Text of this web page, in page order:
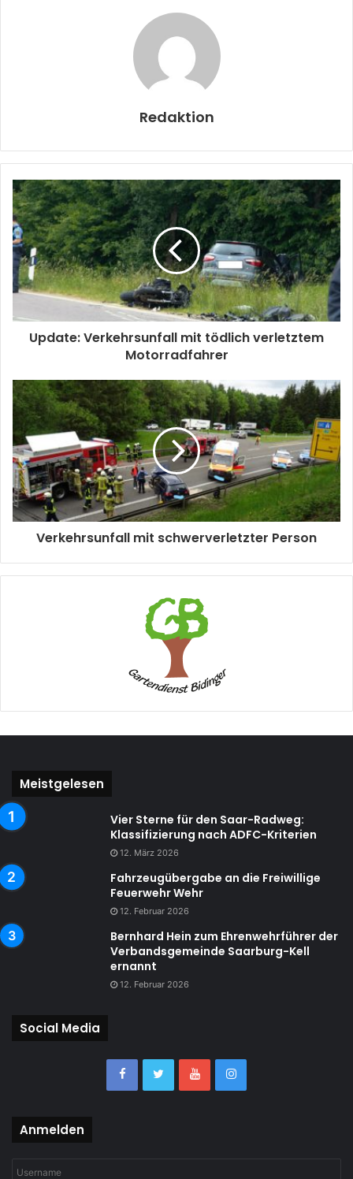
Redaktion
Update: Verkehrsunfall mit tödlich verletztem
Motorradfahrer
Verkehrsunfall mit schwerverletzter Person
Meistgelesen
Vier Sterne für den Saar-Radweg:
Klassifizierung nach ADFC-Kriterien
12. März 2026
Fahrzeugübergabe an die Freiwillige
Feuerwehr Wehr
12. Februar 2026
Bernhard Hein zum Ehrenwehrführer der
Verbandsgemeinde Saarburg-Kell
ernannt
12. Februar 2026
Social Media
Anmelden